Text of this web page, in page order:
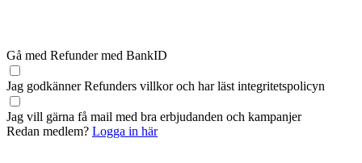
Gå med Refunder med BankID
Jag godkänner Refunders villkoroch har läst integritetspolicyn
Jag vill gärna få mail med bra erbjudanden och kampanjer
Redan medlem? Logga in här